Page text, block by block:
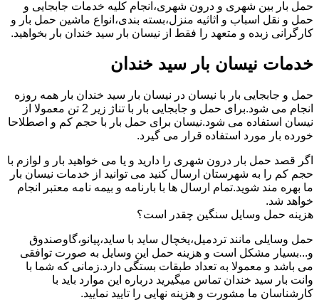
حمل بار بین شهری و درون شهری،انجام کلیه خدمات جابجایی و
حمل و نقل اسباب و اثاثیه منزل،بسته بندی،انواع ماشین حمل بار و
کارگرانی زبده و متعهد را فقط از نیسان بار سید خندان بار بخواهید.
خدمات نیسان بار سید خندان
حمل و جابجایی بار با نیسان در نیسان بار سید خندان بار همه روزه
انجام می شود.برای حمل و جابجایی بار با تناژ زیر 2 تن معمولا از
نیسان استفاده می شود.نیسان برای حمل بار با حجم کم و اصطلاحا
خورده بار مورد استفاده قرار می گیرد.
اگر قصد حمل بار درون شهری را دارید و یا می خواهید بار و لوازم با
حجم کم را به شهرستان ارسال کنید می توانید از خدمات نیسان بار
ما بهره مند شوید.تمام ارسال ها با بارنامه و بیمه نامه معتبر انجام
خواهد شد.
هزینه حمل وسایل سنگین چقدر است؟
حمل وسایلی مانند تردمیل،یخچال ساید با ساید،پیانو،گاوصندوق
و...بسیار مشکل است و هزینه حمل این وسایل به صورت توافقی
می باشد و معمولا به تعداد طبقات بستگی دارد.زمانی که شما با
وانت بار سید خندان تماس میگیرید درباره این موارد باید با
کارشناسان ما مشورت و هزینه نهایی را تایید نمایید.